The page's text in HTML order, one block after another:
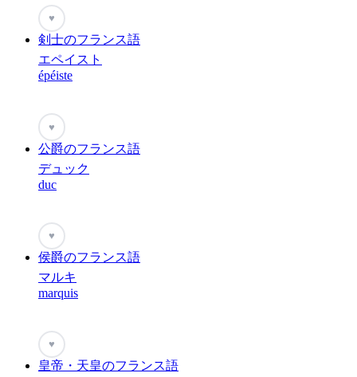
♥
剣士のフランス語
エペイスト
épéiste
♥
公爵のフランス語
デュック
duc
♥
侯爵のフランス語
マルキ
marquis
♥
皇帝・天皇のフランス語